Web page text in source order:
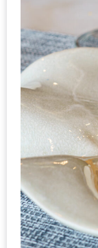
โชค
กับ
น้า
อ้วน
ครั้ง
ที่
เพื่อน